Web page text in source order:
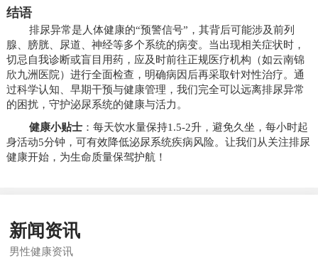
结语
排尿异常是人体健康的“预警信号”，其背后可能涉及前列
腺、膀胱、尿道、神经等多个系统的病变。当出现相关症状时，
切忌自我诊断或盲目用药，应及时前往正规医疗机构（如云南锦
欣九洲医院）进行全面检查，明确病因后再采取针对性治疗。通
过科学认知、早期干预与健康管理，我们完全可以远离排尿异常
的困扰，守护泌尿系统的健康与活力。
健康小贴士：每天饮水量保持1.5-2升，避免久坐，每小时起
身活动5分钟，可有效降低泌尿系统疾病风险。让我们从关注排尿
健康开始，为生命质量保驾护航！
新闻资讯
男性健康资讯